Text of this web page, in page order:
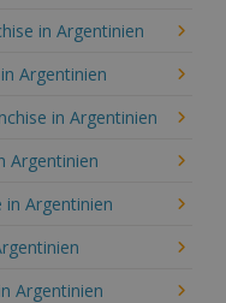
in Argentinien
Argentinien
in Argentinien
Argentinien
Argentinien
Argentinien